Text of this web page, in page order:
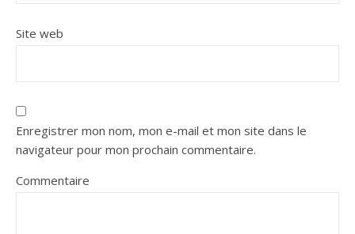
Site web
Enregistrer mon nom, mon e-mail et mon site dans le
navigateur pour mon prochain commentaire.
Commentaire